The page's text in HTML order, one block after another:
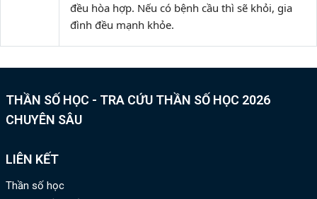
đều hòa hợp. Nếu có bệnh cầu thì sẽ khỏi, gia
đình đều mạnh khỏe.
THẦN SỐ HỌC - TRA CỨU THẦN SỐ HỌC 2026
CHUYÊN SÂU
LIÊN KẾT
Thần số học